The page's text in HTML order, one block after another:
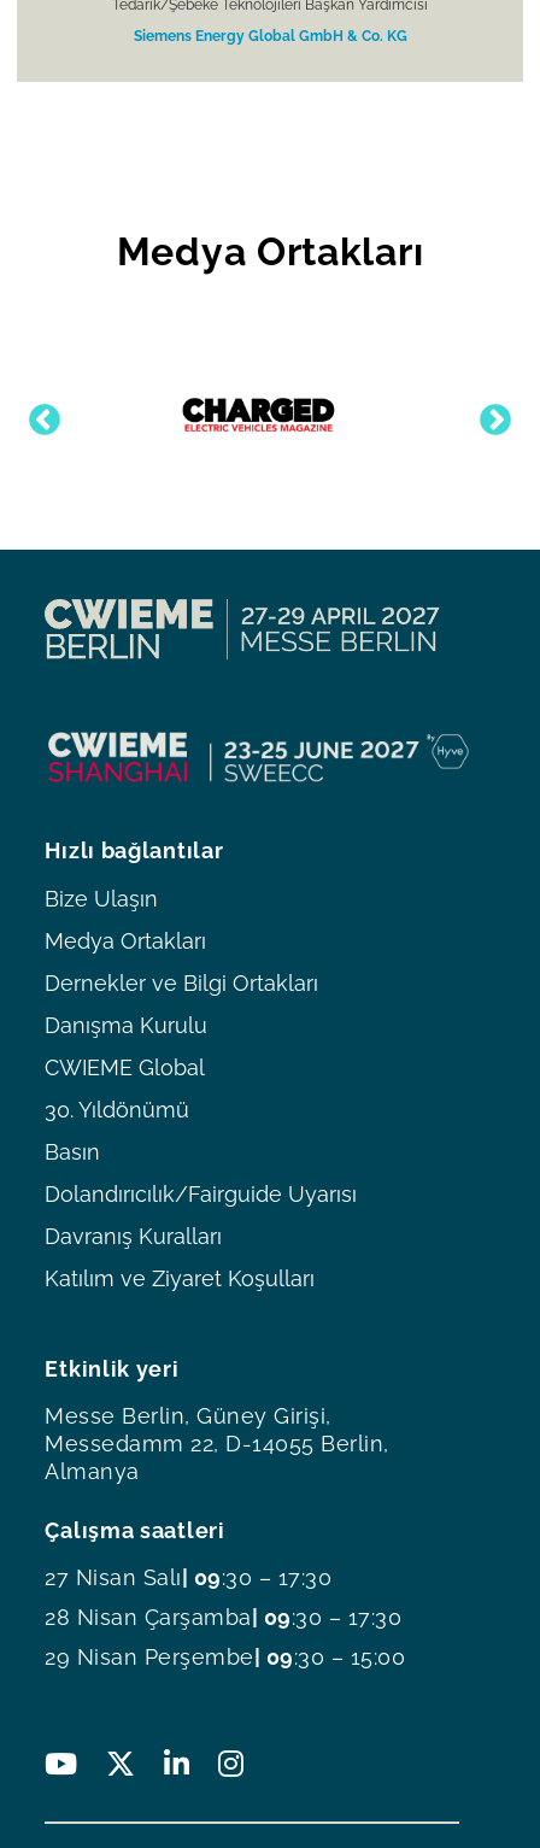
Tedarik/Şebeke Teknolojileri Başkan Yardımcısı
Siemens Energy Global GmbH & Co. KG
Medya Ortakları
Etkinlik yeri
Messe Berlin, Güney Girişi,
Messedamm 22, D-14055 Berlin,
Almanya
Çalışma saatleri
27 Nisan Salı | 09:30 – 17:30
28 Nisan Çarşamba | 09:30 – 17:30
29 Nisan Perşembe | 09:30 – 15:00
Hızlı bağlantılar
Bize Ulaşın
Medya Ortakları
Dernekler ve Bilgi Ortakları
Danışma Kurulu
CWIEME Global
30. Yıldönümü
Basın
Dolandırıcılık/Fairguide Uyarısı
Davranış Kuralları
Katılım ve Ziyaret Koşulları